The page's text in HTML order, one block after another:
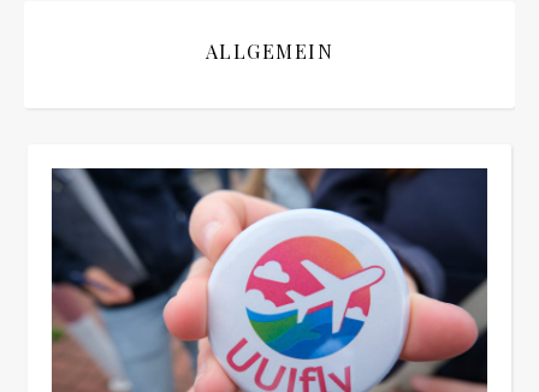
ALLGEMEIN